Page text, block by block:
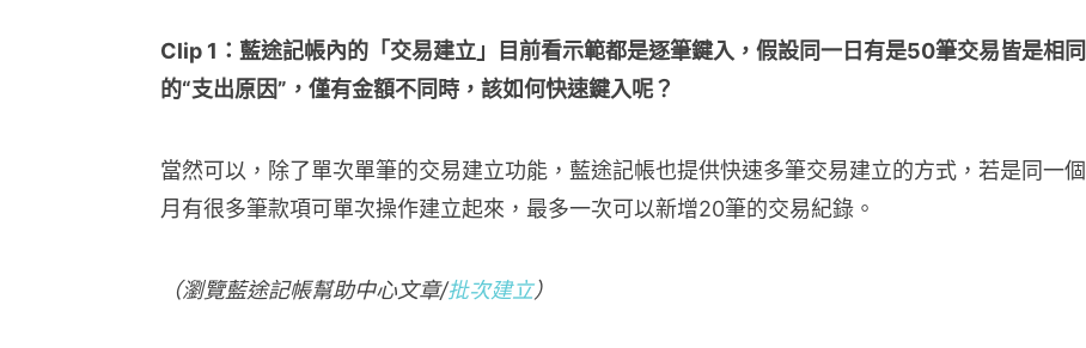
Clip 1：藍途記帳內的「交易建立」目前看示範都是逐筆鍵入，假設同一日有是50筆交易皆是相同
的“支出原因”，僅有金額不同時，該如何快速鍵入呢？
當然可以，除了單次單筆的交易建立功能，藍途記帳也提供快速多筆交易建立的方式，若是同一個
月有很多筆款項可單次操作建立起來，最多一次可以新增20筆的交易紀錄。
（瀏覽藍途記帳幫助中心文章/批次建立）